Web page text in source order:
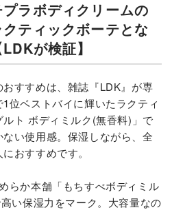
プラボディクリームの
ティックボーテとな
が検証】
すすめは、雑誌『LDK』が専
位ベストバイに輝いたラクティ
ト ボディミルク(無香料)」で
い使用感。保湿しながら、全
おすすめです。
らか本舗「もちすべボディミル
い保湿力をマーク。大容量なの